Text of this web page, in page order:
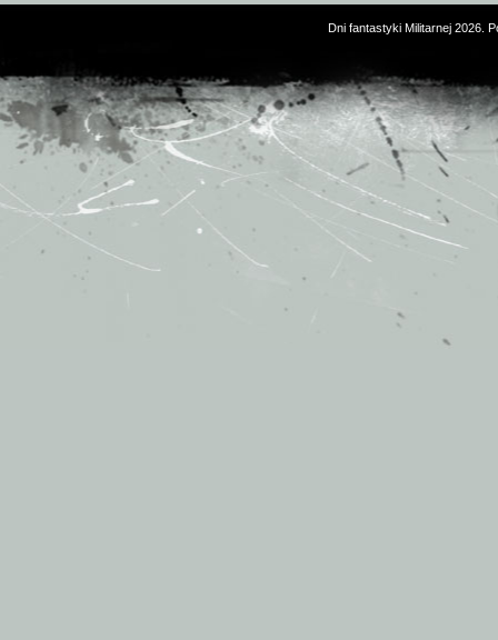
Dni fantastyki Militarnej 2026.